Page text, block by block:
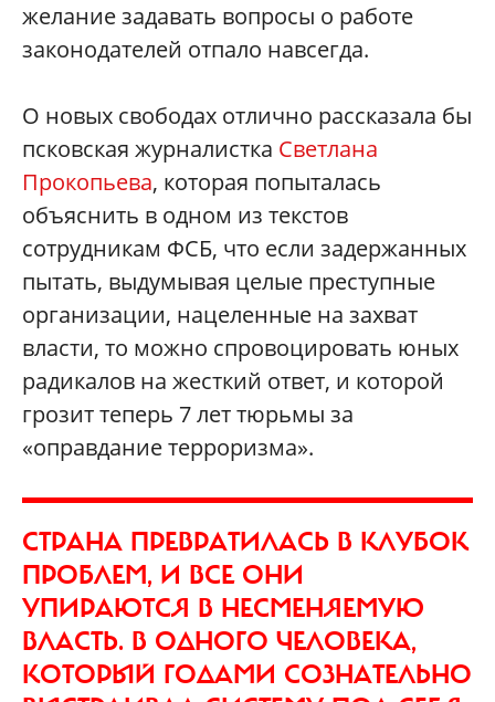
желание задавать вопросы о работе
законодателей отпало навсегда.
О новых свободах отлично рассказала бы
псковская журналистка Светлана
Прокопьева, которая попыталась
объяснить в одном из текстов
сотрудникам ФСБ, что если задержанных
пытать, выдумывая целые преступные
организации, нацеленные на захват
власти, то можно спровоцировать юных
радикалов на жесткий ответ, и которой
грозит теперь 7 лет тюрьмы за
«оправдание терроризма».
СТРАНА ПРЕВРАТИЛАСЬ В КЛУБОК
ПРОБЛЕМ, И ВСЕ ОНИ
УПИРАЮТСЯ В НЕСМЕНЯЕМУЮ
ВЛАСТЬ. В ОДНОГО ЧЕЛОВЕКА,
КОТОРЫЙ ГОДАМИ СОЗНАТЕЛЬНО